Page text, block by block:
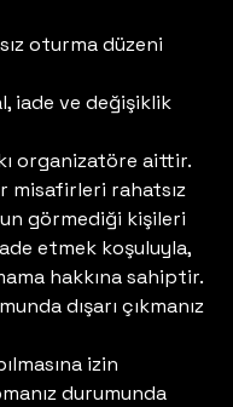
oturma düzeni
iade ve değişiklik
organizatöre aittir.
misafirleri rahatsız
görmediği kişileri
etmek koşuluyla,
hakkına sahiptir.
dışarı çıkmanız
izin
durumunda